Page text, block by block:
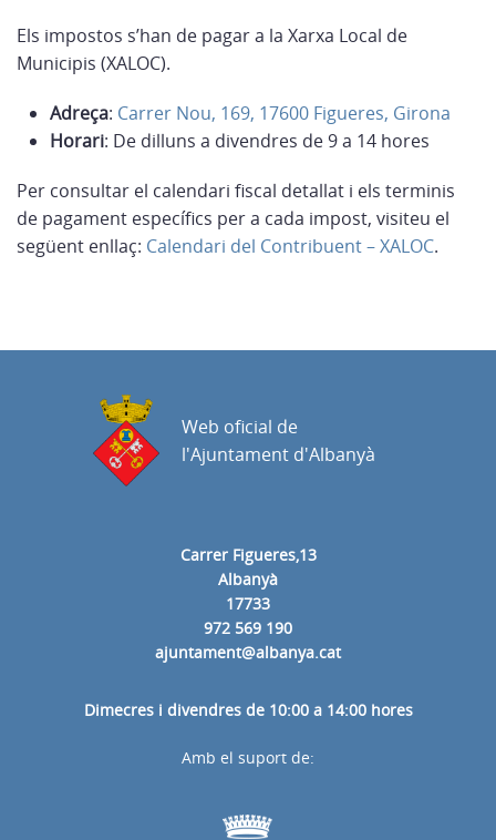
Els impostos s’han de pagar a la Xarxa Local de
Municipis (XALOC).
Adreça: Carrer Nou, 169, 17600 Figueres, Girona
Horari: De dilluns a divendres de 9 a 14 hores
Per consultar el calendari fiscal detallat i els terminis
de pagament específics per a cada impost, visiteu el
següent enllaç: Calendari del Contribuent – XALOC.
Carrer Figueres,13
Albanyà
17733
972 569 190
ajuntament@albanya.cat
Dimecres i divendres de 10:00 a 14:00 hores
Web oficial de
l'Ajuntament d'Albanyà
Amb el suport de: